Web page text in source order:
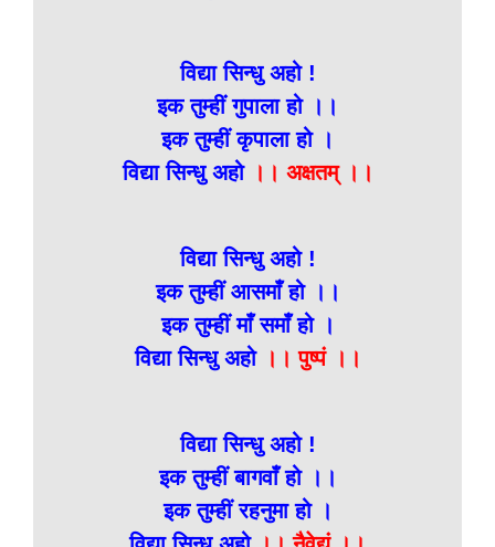
विद्या सिन्धु अहो !
इक तुम्हीं गुपाला हो ।।
इक तुम्हीं कृपाला हो ।
विद्या सिन्धु अहो।। अक्षतम् ।।
विद्या सिन्धु अहो !
इक तुम्हीं आसमाँ हो ।।
इक तुम्हीं माँ समाँ हो ।
विद्या सिन्धु अहो।। पुष्पं ।।
विद्या सिन्धु अहो !
इक तुम्हीं बागवाँ हो ।।
इक तुम्हीं रहनुमा हो ।